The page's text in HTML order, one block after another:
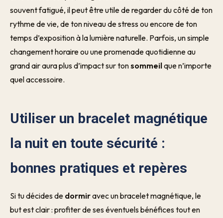
souvent fatigué, il peut être utile de regarder du côté de ton
rythme de vie, de ton niveau de stress ou encore de ton
temps d’exposition à la lumière naturelle. Parfois, un simple
changement horaire ou une promenade quotidienne au
grand air aura plus d’impact sur tonsommeilque n’importe
quel accessoire.
Utiliser un bracelet magnétique
la nuit en toute sécurité :
bonnes pratiques et repères
Si tu décides de dormiravec un bracelet magnétique, le
but est clair : profiter de ses éventuels bénéfices tout en